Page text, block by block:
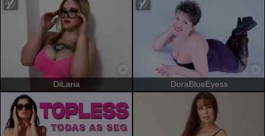
DiLaria DoraBlueEyess